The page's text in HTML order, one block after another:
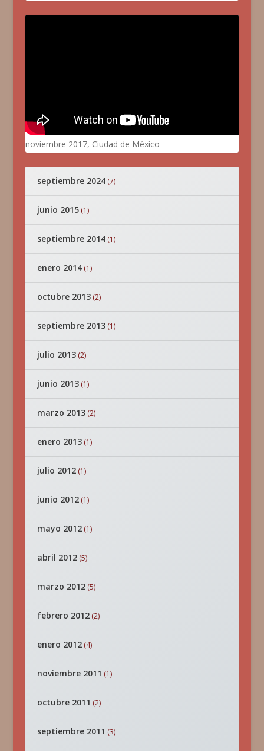
noviembre 2017, Ciudad de México
septiembre 2024(7)
junio 2015(1)
septiembre 2014(1)
enero 2014(1)
octubre 2013(2)
septiembre 2013(1)
julio 2013(2)
junio 2013(1)
marzo 2013(2)
enero 2013(1)
julio 2012(1)
junio 2012(1)
mayo 2012(1)
abril 2012(5)
marzo 2012(5)
febrero 2012(2)
enero 2012(4)
noviembre 2011 (1)
octubre 2011 (2)
septiembre 2011 (3)